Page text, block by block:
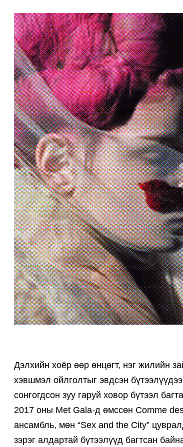
Дэлхийн хоёр өөр өнцөгт, нэг жилийн
хэвшмэл ойлголтыг эвдсэн
сонгогдсон зуу гаруй ховор бүтээл
2017 оны Met Gala-д өмссөн Comme
ансамбль, мөн “Sex and the City”
зэрэг алдартай бүтээлүүд багтсан